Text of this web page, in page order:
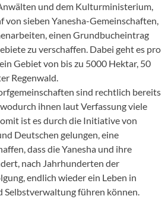
und dem Kulturministerium,
von sieben Yanesha-Gemeinschaften,
einen Grundbucheintrag
zu verschaffen. Dabei geht es pro
Gebiet von bis zu 5000 Hektar, 50
Regenwald.
sind rechtlich bereits
ihnen laut Verfassung viele
ist es durch die Initiative von
Deutschen gelungen, eine
dass die Yanesha und ihre
nach Jahrhunderten der
endlich wieder ein Leben in
Selbstverwaltung führen können.